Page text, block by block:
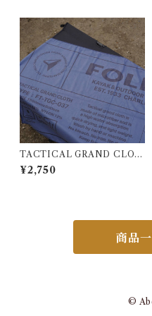
TACTICAL GRAND CLOT
H
¥2,750
商品
©